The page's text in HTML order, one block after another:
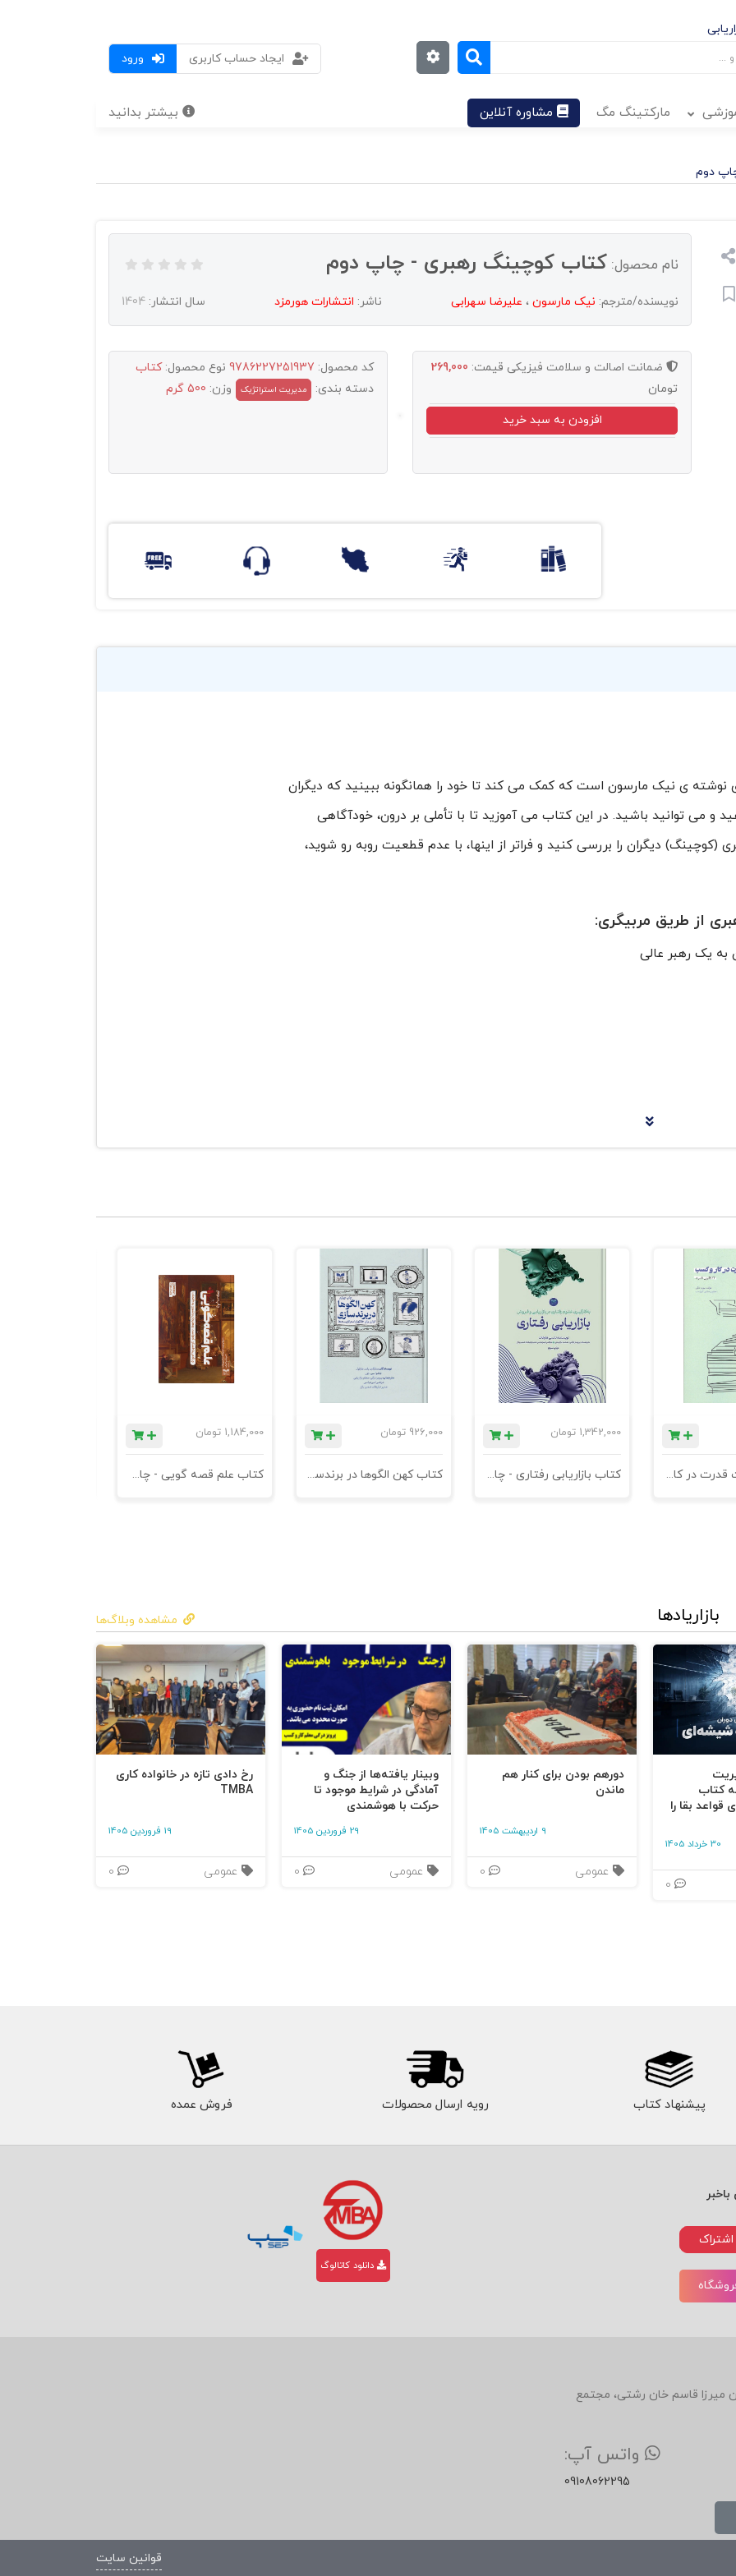
ورود
ایجاد حساب کاربری
مارکتینگ مگ مشاوره آنلاین بیشتر بدانید
دوم
نام محصول: کتاب کوچینگ رهبری - چاپ دوم
نویسنده/مترجم: نیک مارسون ، علیرضا سهرابی ناشر: انتشارات هورمزد سال انتشار: 1404
ضمانت اصالت و سلامت فیزیکی قیمت: 269,000
تومان
افزودن به سبد خرید
کد محصول: 9786227251937 نوع محصول:کتاب
دسته بندی:
مدیریت استراتژیک وزن: 500 گرم
نوشته ی نیک مارسون است که کمک می کند تا خود را همانگونه ببینید که دیگران
و می توانید باشید. در این کتاب می آموزید تا با تأملی بر درون، خودآگاهی
(کوچینگ) دیگران را بررسی کنید و فراتر از اینها، با عدم قطعیت روبه رو شوید،
از طریق مربیگری:
به یک رهبر عالی
کتاب مدیریت قدرت در کاروکسب
1,342,000 تومان
کتاب بازاریابی رفتاری - چاپ سوم
926,000 تومان
کتاب کهن الگوها در برندسازی - ابزاری برای خلاقها و استراتژیست ها
1,184,000 تومان
کتاب علم قصه گویی - چاپ سوم
مشاهده وبلاگ‌ها بازاریادها
کتاب
بقا را
30 خرداد 1405
دورهم بودن برای کنار هم
ماندن
9 اردیبهشت 1405
عمومی
وبینار یافته‌ها از جنگ و
آمادگی در شرایط موجود تا
حرکت با هوشمندی
29 فروردین 1405
عمومی
رخ دادی تازه در خانواده کاری
TMBA
19 فروردین 1405
عمومی
پیشنهاد کتاب رویه ارسال محصولات فروش عمده
اشتراک
دانلود کاتالوگ
روبروی رستوران میرزا قاسم خان رشتی، مجتمع
واتس آپ:
09108062295
قوانین سایت